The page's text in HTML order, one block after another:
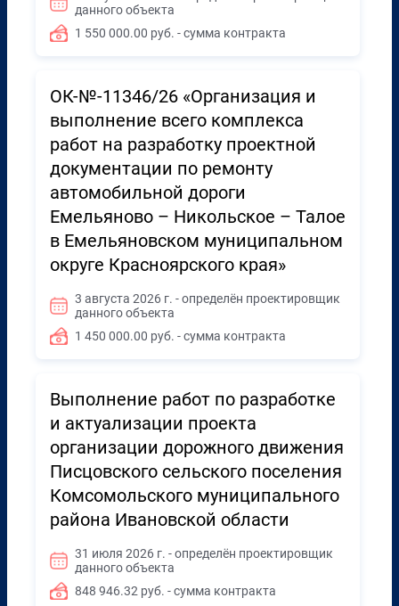
данного объекта
1 550 000.00 руб. - сумма контракта
ОК-№-11346/26 «Организация и
выполнение всего комплекса
работ на разработку проектной
документации по ремонту
автомобильной дороги
Емельяново – Никольское – Талое
в Емельяновском муниципальном
округе Красноярского края»
3 августа 2026 г. - определён проектировщик
данного объекта
1 450 000.00 руб. - сумма контракта
Выполнение работ по разработке
и актуализации проекта
организации дорожного движения
Писцовского сельского поселения
Комсомольского муниципального
района Ивановской области
31 июля 2026 г. - определён проектировщик
данного объекта
848 946.32 руб. - сумма контракта